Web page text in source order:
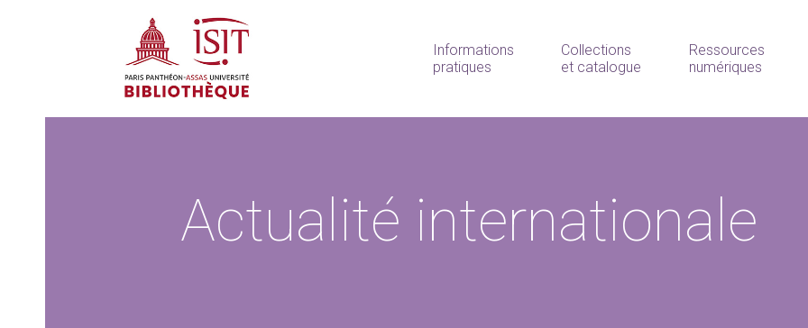
Informations
pratiques
Collections
et catalogue
Ressources
numériques
Actualité internationale